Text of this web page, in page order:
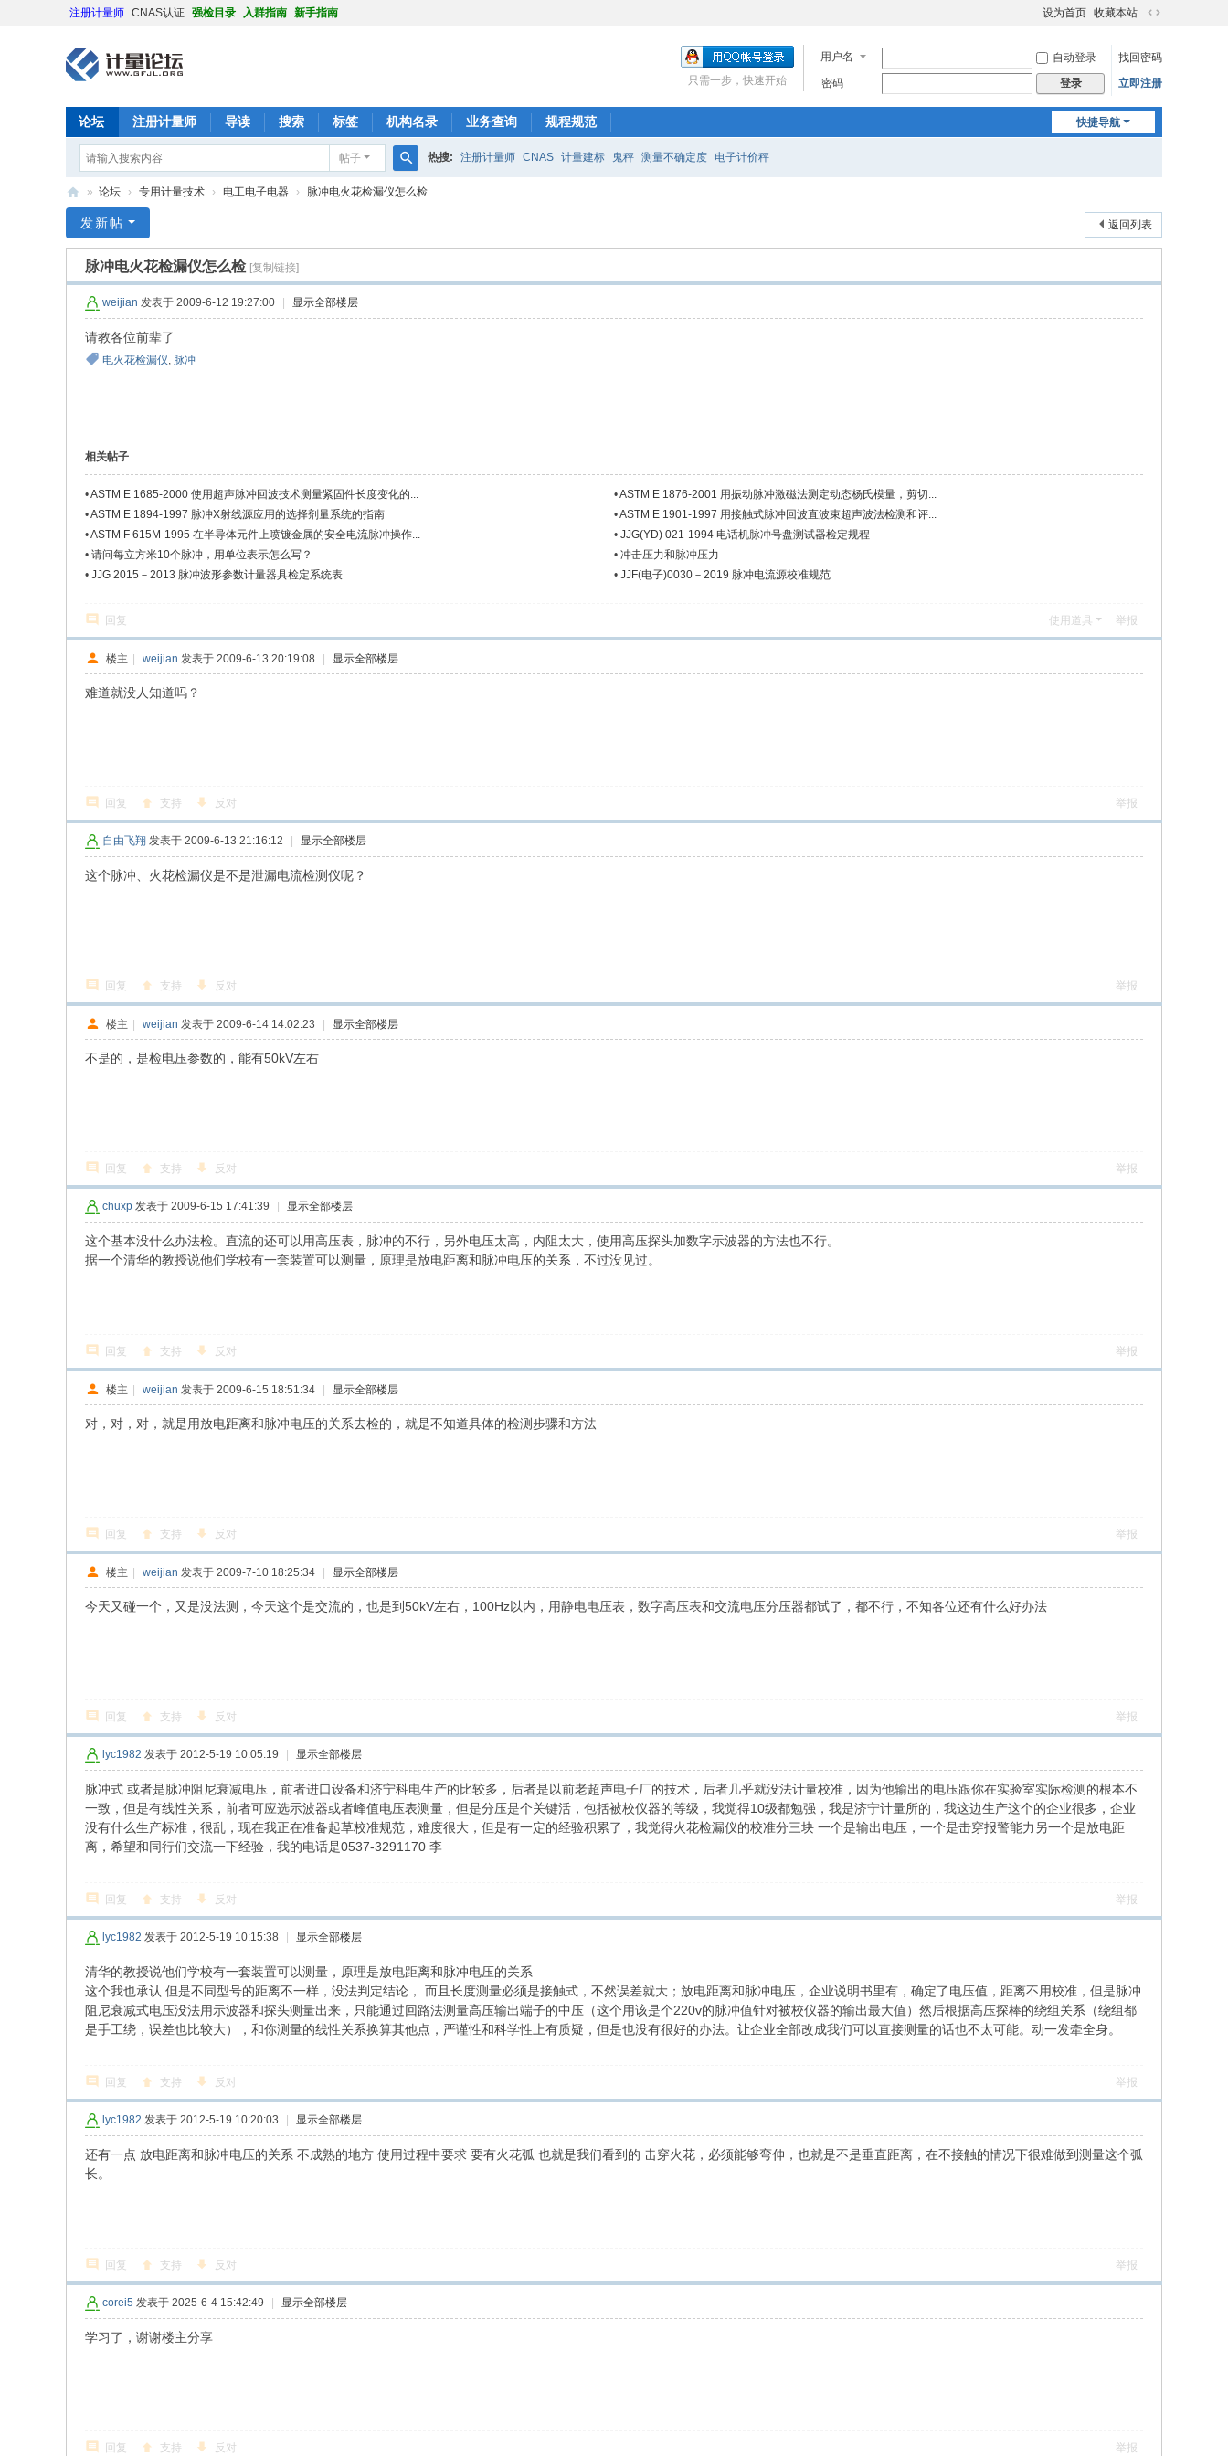
注册计量师 CNAS认证 强检目录 入群指南 新手指南 设为首页 收藏本站
切
到
宽
用户名 自动登录
找回密码
密码
登录 立即注册
只需一步，快速开始
快捷导航
论坛 注册计量师 导读 搜索 标签 机构名录 业务查询 规程规范
帖子
搜
热搜: 注册计量师 CNAS 计量建标 鬼秤 测量不确定度 电子计价秤
量
» 论坛 › 专用计量技术 › 电工电子电器 › 脉冲电火花检漏仪怎么检
返回列表
发新帖
脉冲电火花检漏仪怎么检 [复制链接]
weijian 发表于 2009-6-12 19:27:00 显示全部楼层
请教各位前辈了
电火花检漏仪, 脉冲
相关帖子
•ASTM E 1685-2000 使用超声脉冲回波技术测量紧固件长度变化的... •ASTM E 1876-2001 用振动脉冲激磁法测定动态杨氏模量，剪切...
•ASTM E 1894-1997 脉冲X射线源应用的选择剂量系统的指南 •ASTM E 1901-1997 用接触式脉冲回波直波束超声波法检测和评...
•ASTM F 615M-1995 在半导体元件上喷镀金属的安全电流脉冲操作... • JJG(YD) 021-1994 电话机脉冲号盘测试器检定规程
• 请问每立方米10个脉冲，用单位表示怎么写？ • 冲击压力和脉冲压力
• JJG 2015－2013 脉冲波形参数计量器具检定系统表 • JJF(电子)0030－2019 脉冲电流源校准规范
回复 使用道具 举报
楼主 | weijian 发表于 2009-6-13 20:19:08 | 显示全部楼层
难道就没人知道吗？
回复 支持 反对 举报
自由飞翔 发表于 2009-6-13 21:16:12 显示全部楼层
这个脉冲、火花检漏仪是不是泄漏电流检测仪呢？
回复 支持 反对 举报
楼主 | weijian 发表于 2009-6-14 14:02:23 | 显示全部楼层
不是的，是检电压参数的，能有50kV左右
回复 支持 反对 举报
chuxp 发表于 2009-6-15 17:41:39 显示全部楼层
这个基本没什么办法检。直流的还可以用高压表，脉冲的不行，另外电压太高，内阻太大，使用高压探头加数字示波器的方法也不行。
据一个清华的教授说他们学校有一套装置可以测量，原理是放电距离和脉冲电压的关系，不过没见过。
回复 支持 反对 举报
楼主 | weijian 发表于 2009-6-15 18:51:34 | 显示全部楼层
对，对，对，就是用放电距离和脉冲电压的关系去检的，就是不知道具体的检测步骤和方法
回复 支持 反对 举报
楼主 | weijian 发表于 2009-7-10 18:25:34 | 显示全部楼层
今天又碰一个，又是没法测，今天这个是交流的，也是到50kV左右，100Hz以内，用静电电压表，数字高压表和交流电压分压器都试了，都不行，不知各位还有什么好办法
回复 支持 反对 举报
lyc1982 发表于 2012-5-19 10:05:19 显示全部楼层
脉冲式 或者是脉冲阻尼衰减电压，前者进口设备和济宁科电生产的比较多，后者是以前老超声电子厂的技术，后者几乎就没法计量校准，因为他输出的电压跟你在实验室实际检测的根本不
一致，但是有线性关系，前者可应选示波器或者峰值电压表测量，但是分压是个关键活，包括被校仪器的等级，我觉得10级都勉强，我是济宁计量所的，我这边生产这个的企业很多，企业
没有什么生产标准，很乱，现在我正在准备起草校准规范，难度很大，但是有一定的经验积累了，我觉得火花检漏仪的校准分三块 一个是输出电压，一个是击穿报警能力另一个是放电距
离，希望和同行们交流一下经验，我的电话是0537-3291170 李
回复 支持 反对 举报
lyc1982 发表于 2012-5-19 10:15:38 显示全部楼层
清华的教授说他们学校有一套装置可以测量，原理是放电距离和脉冲电压的关系
这个我也承认 但是不同型号的距离不一样，没法判定结论， 而且长度测量必须是接触式，不然误差就大；放电距离和脉冲电压，企业说明书里有，确定了电压值，距离不用校准，但是脉冲
阻尼衰减式电压没法用示波器和探头测量出来，只能通过回路法测量高压输出端子的中压（这个用该是个220v的脉冲值针对被校仪器的输出最大值）然后根据高压探棒的绕组关系（绕组都
是手工绕，误差也比较大），和你测量的线性关系换算其他点，严谨性和科学性上有质疑，但是也没有很好的办法。让企业全部改成我们可以直接测量的话也不太可能。动一发牵全身。
回复 支持 反对 举报
lyc1982 发表于 2012-5-19 10:20:03 显示全部楼层
还有一点 放电距离和脉冲电压的关系 不成熟的地方 使用过程中要求 要有火花弧 也就是我们看到的 击穿火花，必须能够弯伸，也就是不是垂直距离，在不接触的情况下很难做到测量这个弧
长。
回复 支持 反对 举报
corei5 发表于 2025-6-4 15:42:49 显示全部楼层
学习了，谢谢楼主分享
回复 支持 反对 举报